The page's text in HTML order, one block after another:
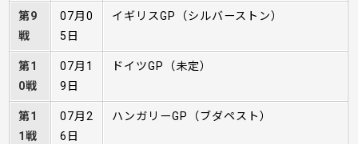
第9
戦
07月0
5日
イギリスGP（シルバーストン）
第1
0戦
07月1
9日
ドイツGP（未定）
第1
1戦
07月2
6日
ハンガリーGP（ブダペスト）